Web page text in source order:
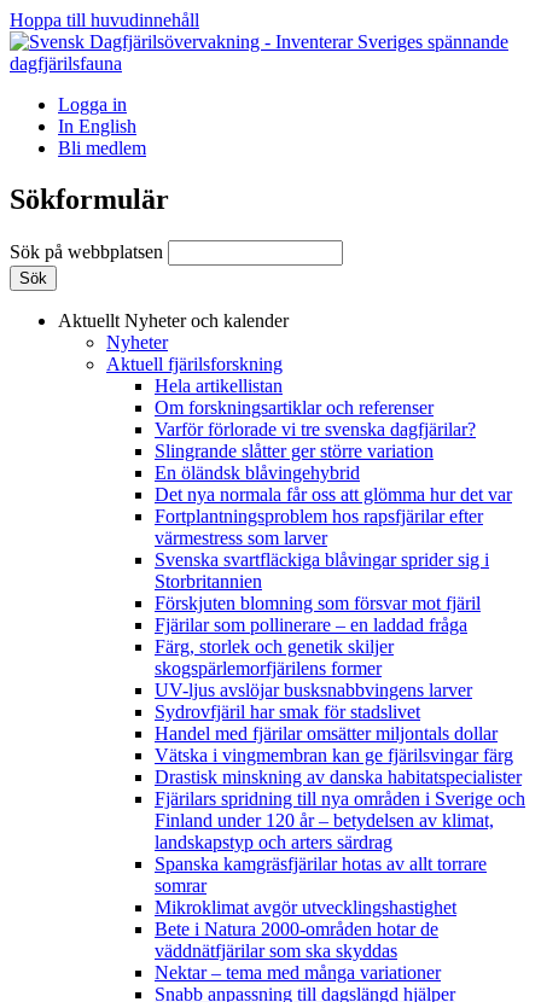
Hoppa till huvudinnehåll
Logga in
In English
Bli medlem
Sökformulär
Sök på webbplatsen
Aktuellt Nyheter och kalender
Nyheter
Aktuell fjärilsforskning
Hela artikellistan
Om forskningsartiklar och referenser
Varför förlorade vi tre svenska dagfjärilar?
Slingrande slåtter ger större variation
En öländsk blåvingehybrid
Det nya normala får oss att glömma hur det var
Fortplantningsproblem hos rapsfjärilar efter
värmestress som larver
Svenska svartfläckiga blåvingar sprider sig i
Storbritannien
Förskjuten blomning som försvar mot fjäril
Fjärilar som pollinerare – en laddad fråga
Färg, storlek och genetik skiljer
skogspärlemorfjärilens former
UV-ljus avslöjar busksnabbvingens larver
Sydrovfjäril har smak för stadslivet
Handel med fjärilar omsätter miljontals dollar
Vätska i vingmembran kan ge fjärilsvingar färg
Drastisk minskning av danska habitatspecialister
Fjärilars spridning till nya områden i Sverige och
Finland under 120 år– betydelsen av klimat,
landskapstyp och arters särdrag
Spanska kamgräsfjärilar hotas av allt torrare
somrar
Mikroklimat avgör utvecklingshastighet
Bete i Natura 2000-områden hotar de
väddnätfjärilar som ska skyddas
Nektar – tema med många variationer
Snabb anpassning till dagslängd hjälper